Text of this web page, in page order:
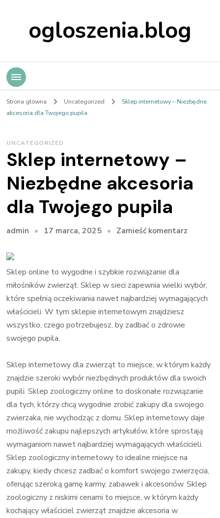
ogloszenia.blog
Strona główna Uncategorized
Sklep internetowy – Niezbędne
akcesoria dla Twojego pupila
UNCATEGORIZED
Sklep internetowy –
Niezbędne akcesoria
dla Twojego pupila
admin 17 marca, 2025 Zamieść komentarz
–
Sklep online to wygodne i szybkie rozwiązanie dla
miłośników zwierząt. Sklep w sieci zapewnia wielki wybór,
które spełnią oczekiwania nawet najbardziej wymagających
właścicieli. W tym sklepie internetowym znajdziesz
wszystko, czego potrzebujesz, by zadbać o zdrowie
swojego pupila.
Sklep internetowy dla zwierząt to miejsce, w którym każdy
znajdzie szeroki wybór niezbędnych produktów dla swoich
pupili. Sklep zoologiczny online to doskonałe rozwiązanie
dla tych, którzy chcą wygodnie zrobić zakupy dla swojego
zwierzaka, nie wychodząc z domu. Sklep internetowy daje
możliwość zakupu najlepszych artykułów, które sprostają
wymaganiom nawet najbardziej wymagających właścicieli.
Sklep zoologiczny internetowy to idealne miejsce na
zakupy, kiedy chcesz zadbać o komfort swojego zwierzęcia,
oferując szeroką gamę karmy, zabawek i akcesoriów. Sklep
zoologiczny z niskimi cenami to miejsce, w którym każdy
kochający właściciel zwierząt znajdzie akcesoria w